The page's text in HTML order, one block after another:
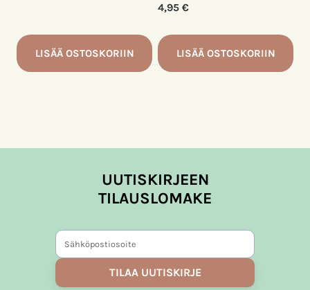
LISÄÄ OSTOSKORIIN
4,95 €
LISÄÄ OSTOSKORIIN
UUTISKIRJEEN
TILAUSLOMAKE
TILAA UUTISKIRJE